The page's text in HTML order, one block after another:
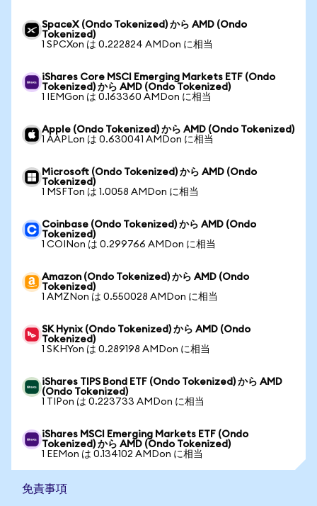
SpaceX (Ondo Tokenized) から AMD (Ondo
Tokenized)
1 SPCXon は 0.222824 AMDon に相当
iShares Core MSCI Emerging Markets ETF (Ondo
Tokenized) から AMD (Ondo Tokenized)
1 IEMGon は 0.163360 AMDon に相当
Apple (Ondo Tokenized) から AMD (Ondo Tokenized)
1 AAPLon は 0.630041 AMDon に相当
Microsoft (Ondo Tokenized) から AMD (Ondo
Tokenized)
1 MSFTon は 1.0058 AMDon に相当
Coinbase (Ondo Tokenized) から AMD (Ondo
Tokenized)
1 COINon は 0.299766 AMDon に相当
Amazon (Ondo Tokenized) から AMD (Ondo
Tokenized)
1 AMZNon は 0.550028 AMDon に相当
SK Hynix (Ondo Tokenized) から AMD (Ondo
Tokenized)
1 SKHYon は 0.289198 AMDon に相当
iShares TIPS Bond ETF (Ondo Tokenized) から AMD
(Ondo Tokenized)
1 TIPon は 0.223733 AMDon に相当
iShares MSCI Emerging Markets ETF (Ondo
Tokenized) から AMD (Ondo Tokenized)
1 EEMon は 0.134102 AMDon に相当
免責事項